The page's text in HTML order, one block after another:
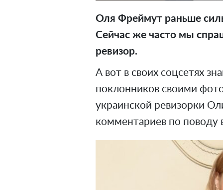
Оля Фреймут раньше
Сейчас же часто мы
ревизор.
А вот в своих соцсетях
поклонников своими
украинской ревизорки
комментариев по поводу